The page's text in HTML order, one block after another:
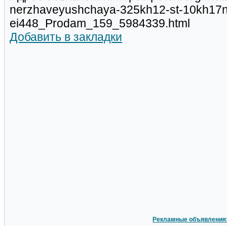
nerzhaveyushchaya-325kh12-st-
ei448_Prodam_159_5984339.html
Добавить в закладки
Рекламные